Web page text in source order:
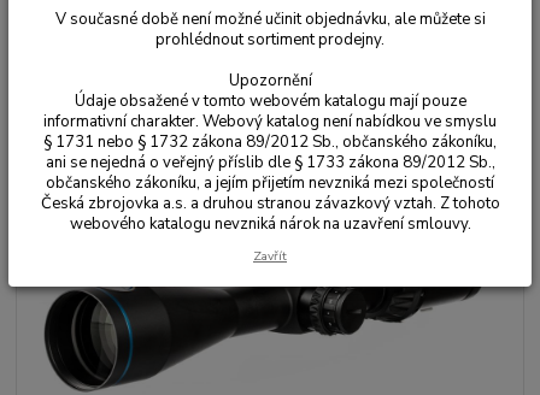
V současné době není možné učinit objednávku, ale můžete si
prohlédnout sortiment prodejny.
Upozornění
Údaje obsažené v tomto webovém katalogu mají pouze
informativní charakter. Webový katalog není nabídkou ve smyslu
§ 1731 nebo § 1732 zákona 89/2012 Sb., občanského zákoníku,
ani se nejedná o veřejný příslib dle § 1733 zákona 89/2012 Sb.,
občanského zákoníku, a jejím přijetím nevzniká mezi společností
Česká zbrojovka a.s. a druhou stranou závazkový vztah. Z tohoto
webového katalogu nevzniká nárok na uzavření smlouvy.
Zavřít